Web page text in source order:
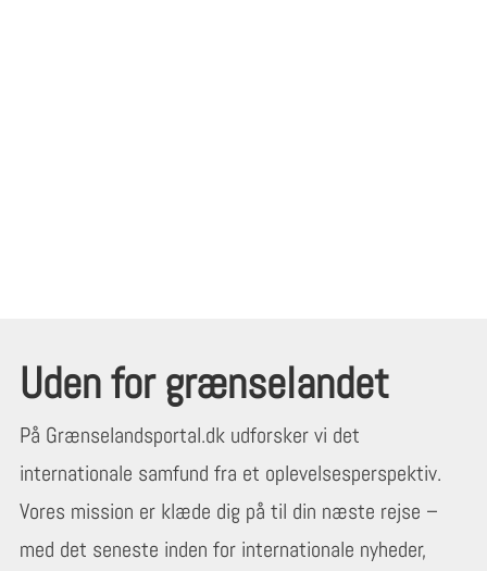
Uden for grænselandet
På Grænselandsportal.dk udforsker vi det
internationale samfund fra et oplevelsesperspektiv.
Vores mission er klæde dig på til din næste rejse –
med det seneste inden for internationale nyheder,